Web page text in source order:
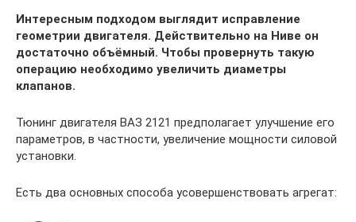
Интересным подходом выглядит исправление
геометрии двигателя. Действительно на Ниве он
достаточно объёмный. Чтобы провернуть такую
операцию необходимо увеличить диаметры
клапанов.
Тюнинг двигателя ВАЗ 2121 предполагает улучшение его
параметров, в частности, увеличение мощности силовой
установки.
Есть два основных способа усовершенствовать агрегат: